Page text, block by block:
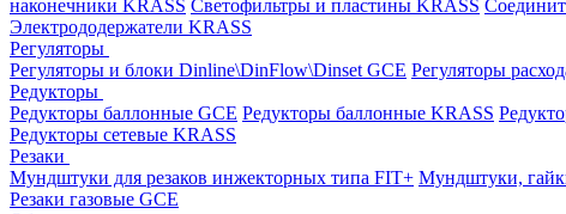
наконечники KRASS Светофильтры и пластины KRASS
Электрододержатели KRASS
Регуляторы
Регуляторы и блоки Dinline\DinFlow\Dinset GCE Регуляторы
Редукторы
Редукторы баллонные GCE Редукторы баллонные KRASS
Редукторы сетевые KRASS
Резаки
Мундштуки для резаков инжекторных типа FIT+ Мундштуки,
Резаки газовые GCE